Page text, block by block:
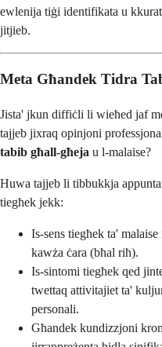
ewlenija tiġi identifikata u
jitjieb.
Meta Għandek Tidra
Jista' jkun diffiċli li wieħed jaf
tajjeb jixraq opinjoni
tabib għall-għeja u l-malaise?
Huwa tajjeb li tibbukkja
tiegħek jekk:
Is-sens tiegħek ta'
kawża ċara (bħal riħ).
Is-sintomi tiegħek qed
twettaq attivitajiet ta'
personali.
Għandek kundizzjoni